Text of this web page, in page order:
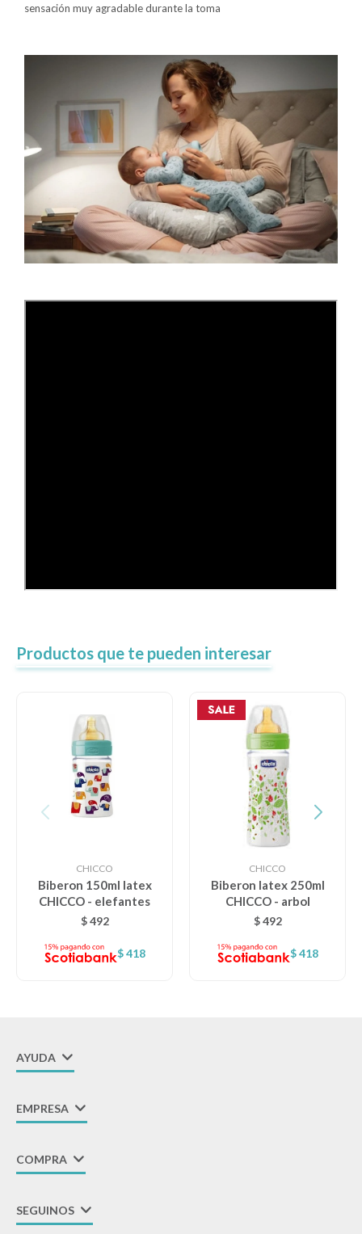
sensación muy agradable durante la toma
Productos que te pueden interesar
CHICCO
Biberon 150ml latex
CHICCO - elefantes
$ 492
$ 418
CHICCO
Biberon latex 250ml
CHICCO - arbol
$ 492
$ 418
AYUDA
EMPRESA
COMPRA
SEGUINOS